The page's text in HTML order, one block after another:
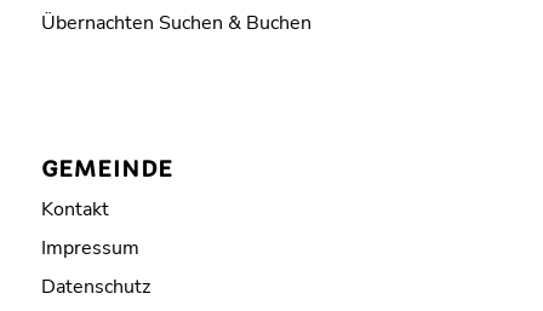
Übernachten Suchen & Buchen
GEMEINDE
Kontakt
Impressum
Datenschutz